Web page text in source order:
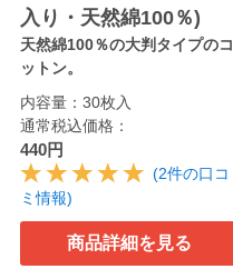
入り・天然綿100％)
天然綿100％の大判タイプのコ
ットン。
内容量：30枚入
通常税込価格：
440円
(2件の口コ
ミ情報)
商品詳細を見る